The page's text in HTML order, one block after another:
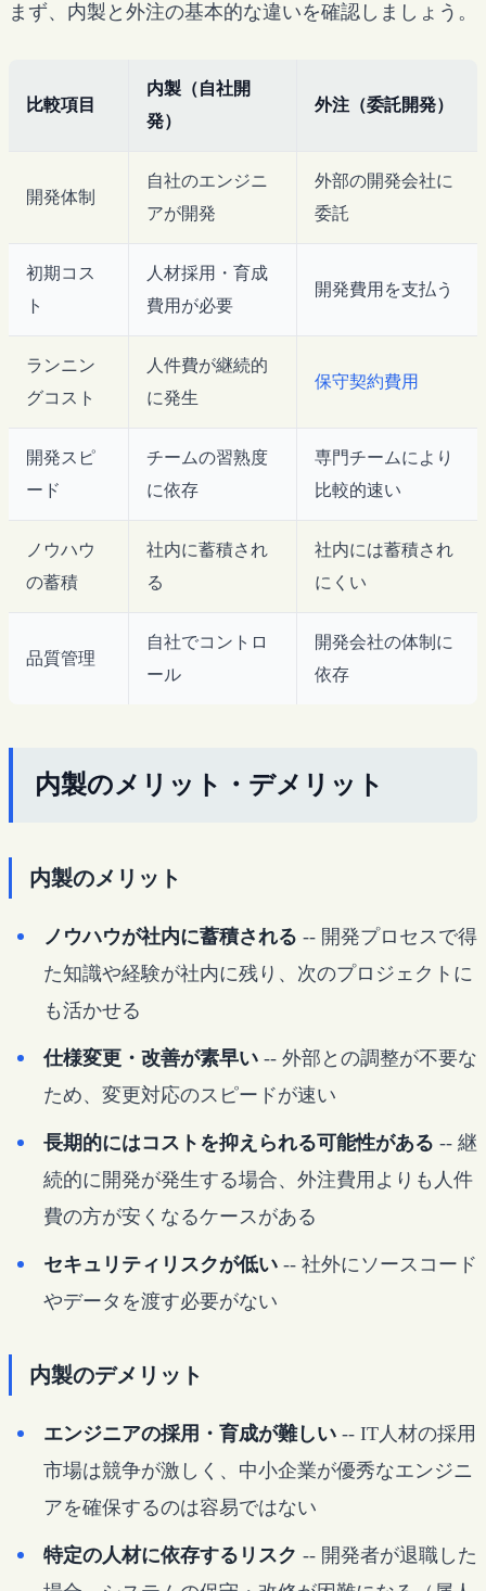
まず、内製と外注の基本的な違いを確認しましょう。
比較項目
内製（自社開
発）
外注（委託開発）
開発体制
自社のエンジニ
アが開発
外部の開発会社に
委託
初期コス
ト
人材採用・育成
費用が必要
開発費用を支払う
ランニン
グコスト
人件費が継続的
に発生
保守契約費用
開発スピ
ード
チームの習熟度
に依存
専門チームにより
比較的速い
ノウハウ
の蓄積
社内に蓄積され
る
社内には蓄積され
にくい
品質管理
自社でコントロ
ール
開発会社の体制に
依存
内製のメリット・デメリット
内製のメリット
ノウハウが社内に蓄積される -- 開発プロセスで得
た知識や経験が社内に残り、次のプロジェクトに
も活かせる
仕様変更・改善が素早い -- 外部との調整が不要な
ため、変更対応のスピードが速い
長期的にはコストを抑えられる可能性がある -- 継
続的に開発が発生する場合、外注費用よりも人件
費の方が安くなるケースがある
セキュリティリスクが低い -- 社外にソースコード
やデータを渡す必要がない
内製のデメリット
エンジニアの採用・育成が難しい -- IT人材の採用
市場は競争が激しく、中小企業が優秀なエンジニ
アを確保するのは容易ではない
特定の人材に依存するリスク -- 開発者が退職した